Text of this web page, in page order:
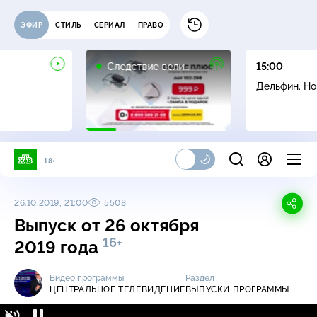
ЭФИР СТИЛЬ СЕРИАЛ ПРАВО
Следствие вели…
15:00
Дельфин.
18+
26.10.2019, 21:00 5508
Выпуск от 26 октября
2019 года 16+
Видео программы
ЦЕНТРАЛЬНОЕ ТЕЛЕВИДЕНИЕ
Раздел
ВЫПУСКИ ПРОГРАММЫ